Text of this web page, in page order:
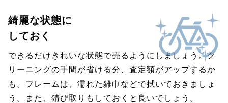
綺麗な状態に
しておく
できるだけきれいな状態で売るようにしましょう。ク
リーニングの手間が省ける分、査定額がアップするか
も。フレームは、濡れた雑巾などで拭いておきましょ
う。また、錆び取りもしておくと良いでしょう。